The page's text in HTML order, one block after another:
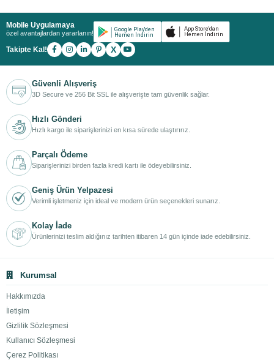
Mobile Uygulamaya
özel avantajlardan yararlanın!
Takipte Kal! X
Güvenli Alışveriş
3D Secure ve 256 Bit SSL ile alışverişte tam güvenlik sağlar.
Hızlı Gönderi
Hızlı kargo ile siparişlerinizi en kısa sürede ulaştırırız.
Parçalı Ödeme
Siparişlerinizi birden fazla kredi kartı ile ödeyebilirsiniz.
Geniş Ürün Yelpazesi
Verimli işletmeniz için ideal ve modern ürün seçenekleri sunarız.
Kolay İade
Ürünlerinizi teslim aldığınız tarihten itibaren 14 gün içinde iade edebilirsiniz.
Kurumsal
Hakkımızda
İletişim
Gizlilik Sözleşmesi
Kullanıcı Sözleşmesi
Çerez Politikası